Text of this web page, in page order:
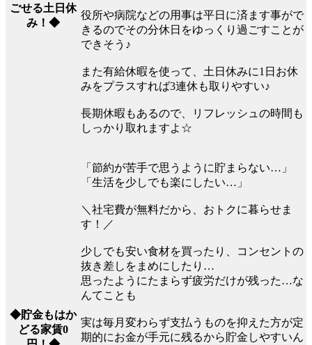
ごせる土日休
み！◆
役所や病院などの用事は平日に済ます事がで
きるのでその分休日をゆっくり過ごすことが
できそう♪
また有給休暇を使って、土日休みに1日お休
みをプラスすれば3連休も取りやすい♪
長期休暇もあるので、リフレッシュの時間も
しっかり取れますよ☆
◆貯金もはか
どる家賃0
「節約が苦手で思うように貯まらない…」
「生活を少しでも楽にしたい…」
＼社宅費が無料だから、おトクに暮らせま
す！／
少しでも安い食材を買ったり、コンセントの
抜き差しをまめにしたり…
思ったようにたまらず疲労だけが残った…な
んてことも
実は毎月変わらず支払うものを抑えた方が定
期的にお金が手元に残るから貯金しやすいん